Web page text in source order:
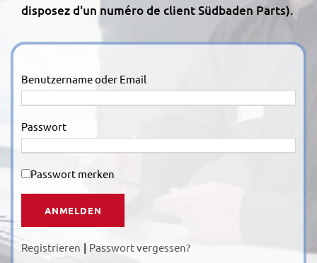
disposez d'un numéro de client Südbaden Parts).
Benutzername oder Email
Passwort
Passwort merken
Registrieren | Passwort vergessen?